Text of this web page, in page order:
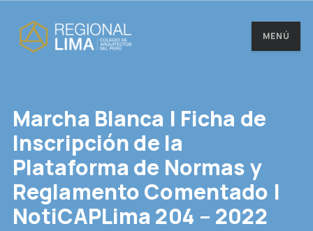
MENÚ
Marcha Blanca | Ficha de
Inscripción de la
Plataforma de Normas y
Reglamento Comentado |
NotiCAPLima 204 – 2022